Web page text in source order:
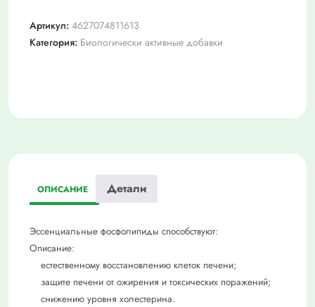
Артикул: 4627074811613
Категория: Биологически активные добавки
ОПИСАНИЕ Детали
Эссенциальные фосфолипиды способствуют:
Описание:
естественному восстановлению клеток печени;
защите печени от ожирения и токсических поражений;
снижению уровня холестерина.